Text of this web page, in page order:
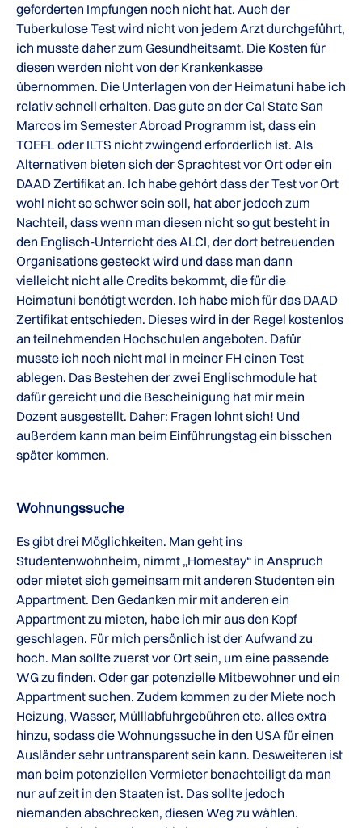
geforderten Impfungen noch nicht hat. Auch der
Tuberkulose Test wird nicht von jedem Arzt durchgeführt,
ich musste daher zum Gesundheitsamt. Die Kosten für
diesen werden nicht von der Krankenkasse
übernommen. Die Unterlagen von der Heimatuni habe ich
relativ schnell erhalten. Das gute an der Cal State San
Marcos im Semester Abroad Programm ist, dass ein
TOEFL oder ILTS nicht zwingend erforderlich ist. Als
Alternativen bieten sich der Sprachtest vor Ort oder ein
DAAD Zertifikat an. Ich habe gehört dass der Test vor Ort
wohl nicht so schwer sein soll, hat aber jedoch zum
Nachteil, dass wenn man diesen nicht so gut besteht in
den Englisch-Unterricht des ALCI, der dort betreuenden
Organisations gesteckt wird und dass man dann
vielleicht nicht alle Credits bekommt, die für die
Heimatuni benötigt werden. Ich habe mich für das DAAD
Zertifikat entschieden. Dieses wird in der Regel kostenlos
an teilnehmenden Hochschulen angeboten. Dafür
musste ich noch nicht mal in meiner FH einen Test
ablegen. Das Bestehen der zwei Englischmodule hat
dafür gereicht und die Bescheinigung hat mir mein
Dozent ausgestellt. Daher: Fragen lohnt sich! Und
außerdem kann man beim Einführungstag ein bisschen
später kommen.
Wohnungssuche
Es gibt drei Möglichkeiten. Man geht ins
Studentenwohnheim, nimmt „Homestay“ in Anspruch
oder mietet sich gemeinsam mit anderen Studenten ein
Appartment. Den Gedanken mir mit anderen ein
Appartment zu mieten, habe ich mir aus den Kopf
geschlagen. Für mich persönlich ist der Aufwand zu
hoch. Man sollte zuerst vor Ort sein, um eine passende
WG zu finden. Oder gar potenzielle Mitbewohner und ein
Appartment suchen. Zudem kommen zu der Miete noch
Heizung, Wasser, Mülllabfuhrgebühren etc. alles extra
hinzu, sodass die Wohnungssuche in den USA für einen
Ausländer sehr untransparent sein kann. Desweiteren ist
man beim potenziellen Vermieter benachteiligt da man
nur auf zeit in den Staaten ist. Das sollte jedoch
niemanden abschrecken, diesen Weg zu wählen.